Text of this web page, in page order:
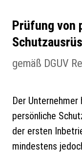
Prüfung von
gemäß DGUV
Der
persönliche
der ersten
mindestens